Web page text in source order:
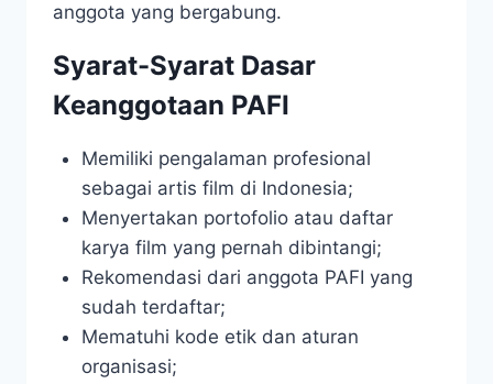
anggota yang bergabung.
Syarat-Syarat Dasar
Keanggotaan PAFI
Memiliki pengalaman profesional
sebagai artis film di Indonesia;
Menyertakan portofolio atau daftar
karya film yang pernah dibintangi;
Rekomendasi dari anggota PAFI yang
sudah terdaftar;
Mematuhi kode etik dan aturan
organisasi;